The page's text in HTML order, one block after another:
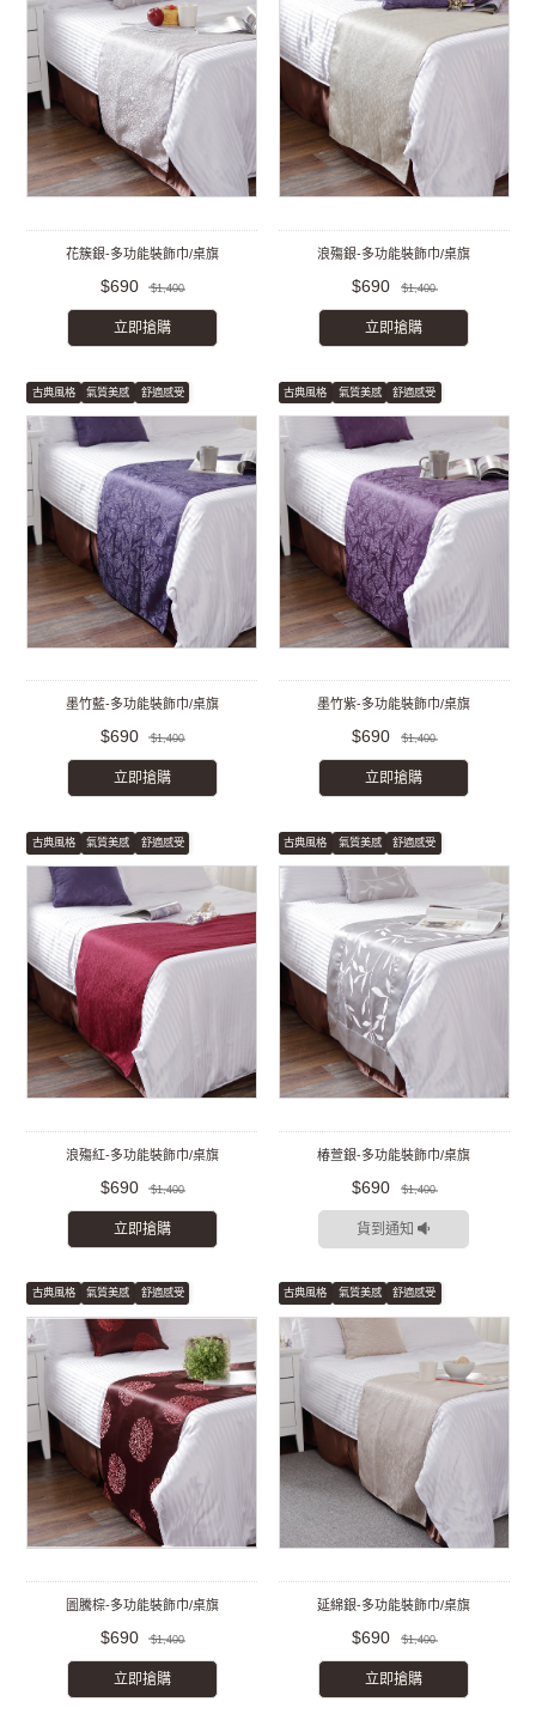
花簇銀-多功能裝飾巾/桌旗
$690 $1,400
立即搶購
浪殤銀-多功能裝飾巾/桌旗
$690 $1,400
立即搶購
古典風格 氣質美感 舒適感受
墨竹藍-多功能裝飾巾/桌旗
$690 $1,400
立即搶購
古典風格 氣質美感 舒適感受
墨竹紫-多功能裝飾巾/桌旗
$690 $1,400
立即搶購
古典風格 氣質美感 舒適感受
浪殤紅-多功能裝飾巾/桌旗
$690 $1,400
立即搶購
古典風格 氣質美感 舒適感受
椿萱銀-多功能裝飾巾/桌旗
$690 $1,400
貨到通知
古典風格 氣質美感 舒適感受
圖騰棕-多功能裝飾巾/桌旗
$690 $1,400
立即搶購
古典風格 氣質美感 舒適感受
延綿銀-多功能裝飾巾/桌旗
$690 $1,400
立即搶購